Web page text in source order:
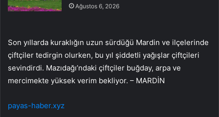
Ağustos 6, 2026
Son yıllarda kuraklığın uzun sürdüğü Mardin ve ilçelerinde
çiftçiler tedirgin olurken, bu yıl şiddetli yağışlar çiftçileri
sevindirdi. Mazıdağı’ndaki çiftçiler buğday, arpa ve
mercimekte yüksek verim bekliyor. – MARDİN
payas-haber.xyz